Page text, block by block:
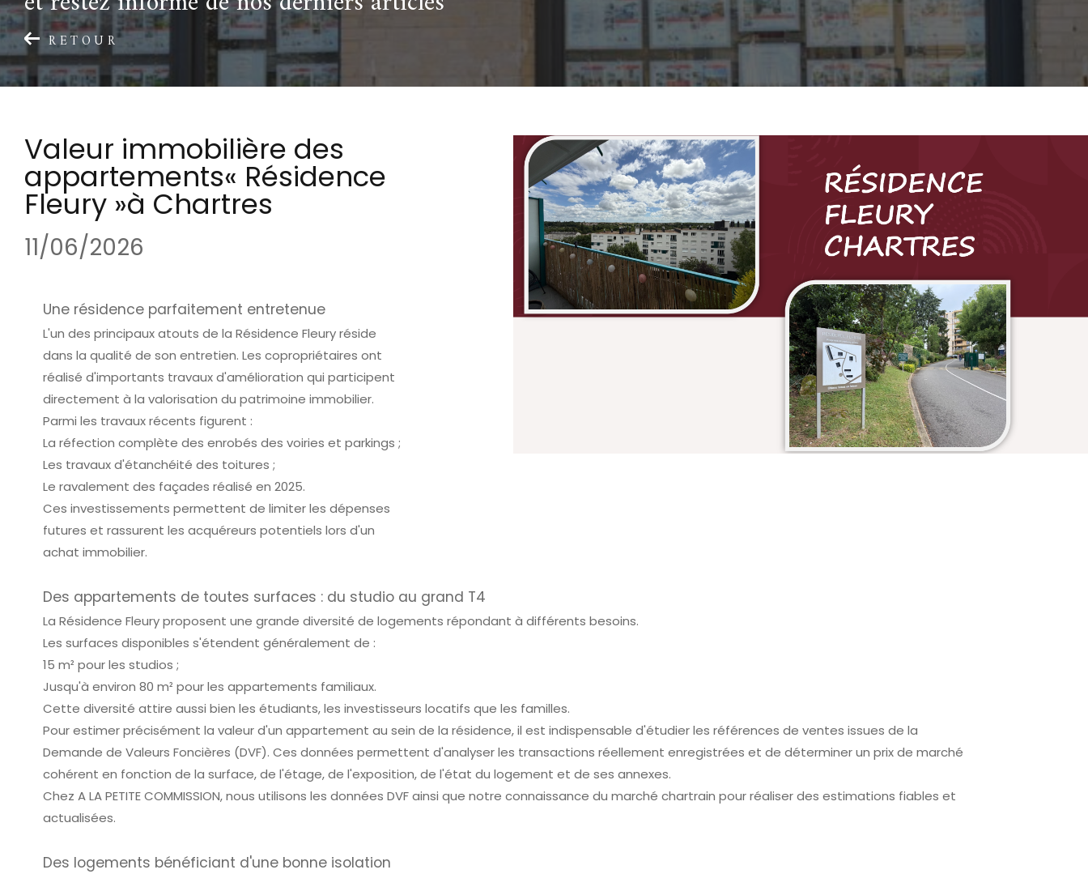
RETOUR
Valeur immobilière des
appartements« Résidence
Fleury »à Chartres
11/06/2026
Une résidence parfaitement entretenue
L'un des principaux atouts de la Résidence Fleury réside
dans la qualité de son entretien. Les copropriétaires ont
réalisé d'importants travaux d'amélioration qui participent
directement à la valorisation du patrimoine immobilier.
Parmi les travaux récents figurent :
La réfection complète des enrobés des voiries et parkings ;
Les travaux d'étanchéité des toitures ;
Le ravalement des façades réalisé en 2025.
Ces investissements permettent de limiter les dépenses
futures et rassurent les acquéreurs potentiels lors d'un
achat immobilier.
Des appartements de toutes surfaces : du studio au grand T4
La Résidence Fleury proposent une grande diversité de logements répondant à différents besoins.
Les surfaces disponibles s'étendent généralement de :
15 m² pour les studios ;
Jusqu'à environ 80 m² pour les appartements familiaux.
Cette diversité attire aussi bien les étudiants, les investisseurs locatifs que les familles.
Pour estimer précisément la valeur d'un appartement au sein de la résidence, il est indispensable d'étudier les références de ventes issues de la
Demande de Valeurs Foncières (DVF). Ces données permettent d'analyser les transactions réellement enregistrées et de déterminer un prix de marché
cohérent en fonction de la surface, de l'étage, de l'exposition, de l'état du logement et de ses annexes.
Chez A LA PETITE COMMISSION, nous utilisons les données DVF ainsi que notre connaissance du marché chartrain pour réaliser des estimations fiables et
actualisées.
Des logements bénéficiant d'une bonne isolation